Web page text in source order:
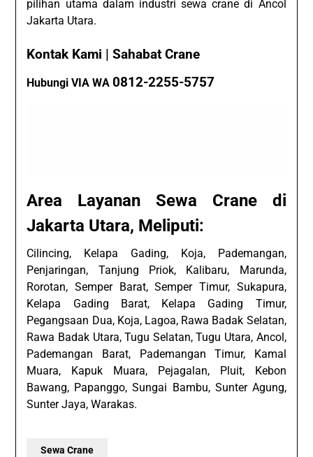
pilihan utama dalam industri sewa crane di Ancol
Jakarta Utara.
Kontak Kami | Sahabat Crane
Hubungi VIA WA0812-2255-5757
Area Layanan Sewa Crane di
Jakarta Utara, Meliputi:
Cilincing, Kelapa Gading, Koja, Pademangan,
Penjaringan, Tanjung Priok, Kalibaru, Marunda,
Rorotan, Semper Barat, Semper Timur, Sukapura,
Kelapa Gading Barat, Kelapa Gading Timur,
Pegangsaan Dua, Koja, Lagoa, Rawa Badak Selatan,
Rawa Badak Utara, Tugu Selatan, Tugu Utara, Ancol,
Pademangan Barat, Pademangan Timur, Kamal
Muara, Kapuk Muara, Pejagalan, Pluit, Kebon
Bawang, Papanggo, Sungai Bambu, Sunter Agung,
Sunter Jaya, Warakas.
Sewa Crane